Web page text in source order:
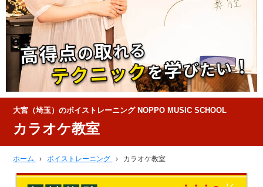
大宮（埼玉）のボイストレーニング NOPPO MUSIC SCHOOL
カラオケ教室
ホーム › ボイストレーニング › カラオケ教室